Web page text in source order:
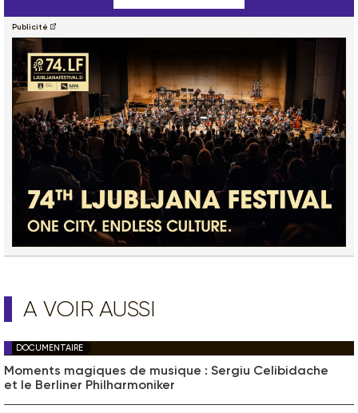
Publicité
A VOIR AUSSI
DOCUMENTAIRE
Moments magiques de musique : Sergiu Celibidache
et le Berliner Philharmoniker